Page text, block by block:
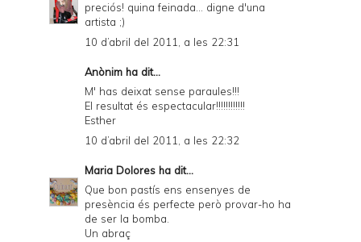
preciós! quina feinada... digne d'una
artista ;)
10 d’abril del 2011, a les 22:31
Anònim ha dit...
M' has deixat sense paraules!!!
El resultat és espectacular!!!!!!!!!!!!
Esther
10 d’abril del 2011, a les 22:32
Maria Dolores ha dit...
Que bon pastís ens ensenyes de
presència és perfecte però provar-ho ha
de ser la bomba.
Un abraç